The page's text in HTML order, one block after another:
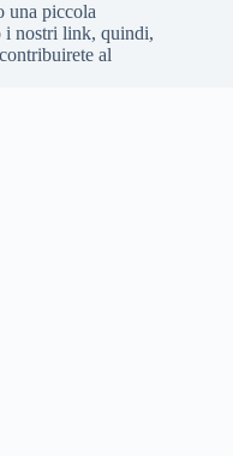
una piccola
i nostri link, quindi,
al